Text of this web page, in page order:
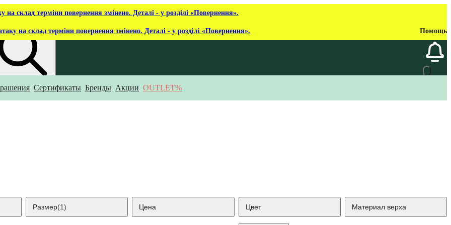
на склад терміни повернення змінено. Деталі - у розділі «Повернення».
на склад терміни повернення змінено. Деталі - у розділі «Повернення». Помощь
ты ищешь?Сертификаты Бренды Акции OUTLET%
Размер(1) Цена Цвет Материал верха